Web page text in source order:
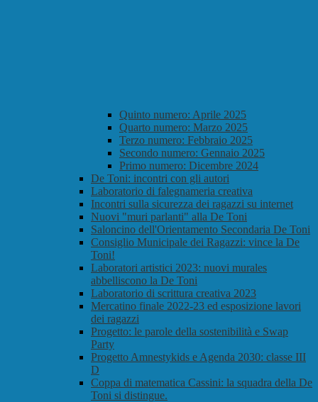
Quinto numero: Aprile 2025
Quarto numero: Marzo 2025
Terzo numero: Febbraio 2025
Secondo numero: Gennaio 2025
Primo numero: Dicembre 2024
De Toni: incontri con gli autori
Laboratorio di falegnameria creativa
Incontri sulla sicurezza dei ragazzi su internet
Nuovi "muri parlanti" alla De Toni
Saloncino dell'Orientamento Secondaria De Toni
Consiglio Municipale dei Ragazzi: vince la De
Toni!
Laboratori artistici 2023: nuovi murales
abbelliscono la De Toni
Laboratorio di scrittura creativa 2023
Mercatino finale 2022-23 ed esposizione lavori
dei ragazzi
Progetto: le parole della sostenibilità e Swap
Party
Progetto Amnestykids e Agenda 2030: classe III
D
Coppa di matematica Cassini: la squadra della De
Toni si distingue.